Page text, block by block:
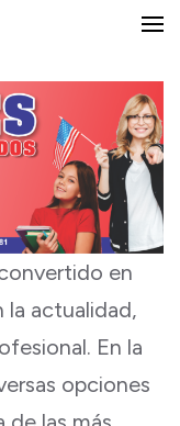
Para
en
la actualidad,
En la
opciones